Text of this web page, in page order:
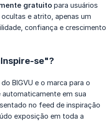
gratuito para usuários
e atrito, apenas um
confiança e crescimento
se"?
BIGVU e o marca para o
automaticamente em sua
no feed de inspiração
exposição em toda a